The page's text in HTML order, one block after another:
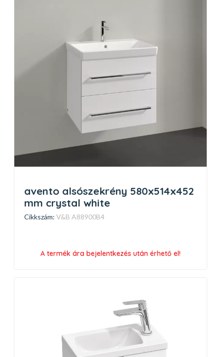
avento alsószekrény 580x514x452
mm crystal white
Cikkszám: V&B A88900B4
A termék ára bejelentkezés után érhető el!